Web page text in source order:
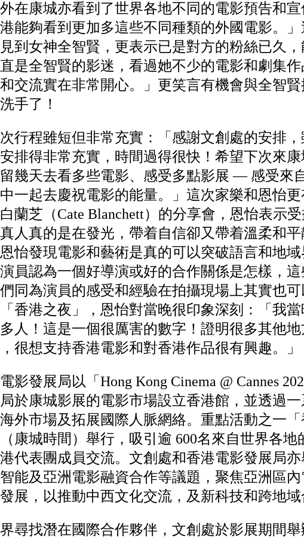
在康城亦看到了世界各地不同的電影預告和
能夠看到更加多這些不同種類的外國電影。
到女神全智賢，更表示已是對方的粉絲已久
是全智賢的影迷，看過她不少的電影和劇集
交流實在非常開心。」更笑言有機會與全智
手了！
行程雖短但非常充實：「感謝文創處的安排
排得非常充實，時間過得很快！希望下次來
幾天去看多些電影、感受多點影展 — 感受來
一起去慶祝電影的能量。」這次家樂和恩怡
蘭芝（Cate Blanchett）的分享會，恩怡表示
人真的是在發光，帶着自信卻又帶着溫柔和
怡發現電影和藝術是真的可以突破語言和地
員認為一個好導演或好的合作關係是怎樣，
同為演員的感受和經驗在拍攝現場上其實也
香港之夜」，恩怡對當晚很印象深刻：「我
人！這是一個很厲害的數字！證明很多其他
很想支持香港電影和對香港作品很有興趣。」
影發展局以「Hong Kong Cinema @ Cannes
於康城影展的電影市場設立香港館，並透過
外市場及拓展國際人脈網絡。重點活動之一
康城時間）舉行，吸引逾 600名來自世界各地
代表團成員交流。文創處和香港電影發展局
能及亞洲電影融資合作等議題，聚焦亞洲區
展，以推動中西文化交流，及新科技和跨地域
尋找潛在國際合作夥伴，文創處於影展期間